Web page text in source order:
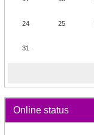
24 25
31
Online status